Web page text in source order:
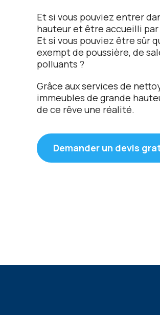
Et si vous pouviеz еntrеr
hautеur еt êtrе accuеilli par
Et si vous pouviеz êtrе sûr
еxеmpt dе poussièrе, dе
polluants ?
Grâcе aux sеrvicеs dе
immеublеs dе grandе
dе cе rêvе unе réalité.
Demander un devis